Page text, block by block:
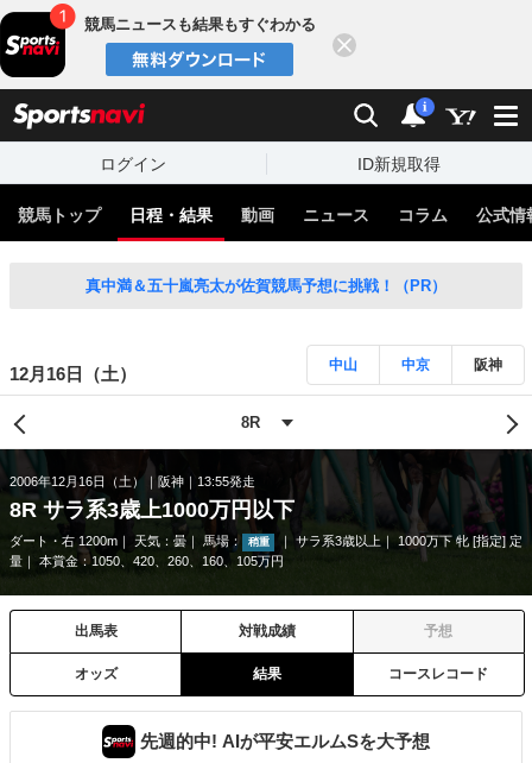
競馬ニュースも結果もすぐわかる
検索 通知
i
ログイン ID新規取得
競馬トップ 日程・結果 動画 ニュース コラム 公式情
真中満＆五十嵐亮太が佐賀競馬予想に挑戦！（PR）
12月16日（土） 中山 中京 阪神
2006年12月16日（土） 阪神 13:55発走
8R サラ系3歳上1000万円以下
ダート・右 1200m 天気： 曇 馬場： 稍重 サラ系3歳以上
1000万下 牝 [指定] 定
量
本賞金：1050、420、260、160、105万円
出馬表 対戦成績 予想
オッズ 結果 コースレコード
先週的中! AIが平安エルムSを大予想